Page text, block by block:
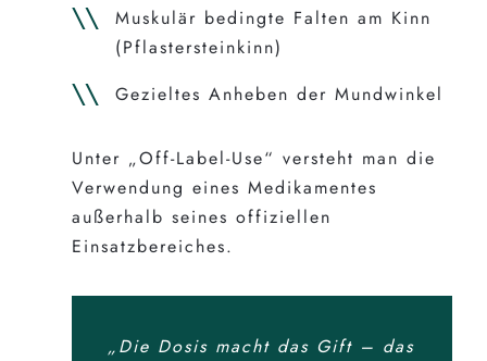
Muskulär bedingte Falten am Kinn
(Pflastersteinkinn)
Gezieltes Anheben der Mundwinkel
Unter „Off-Label-Use“ versteht man die
Verwendung eines Medikamentes
außerhalb seines offiziellen
Einsatzbereiches.
„Die Dosis macht das Gift – das